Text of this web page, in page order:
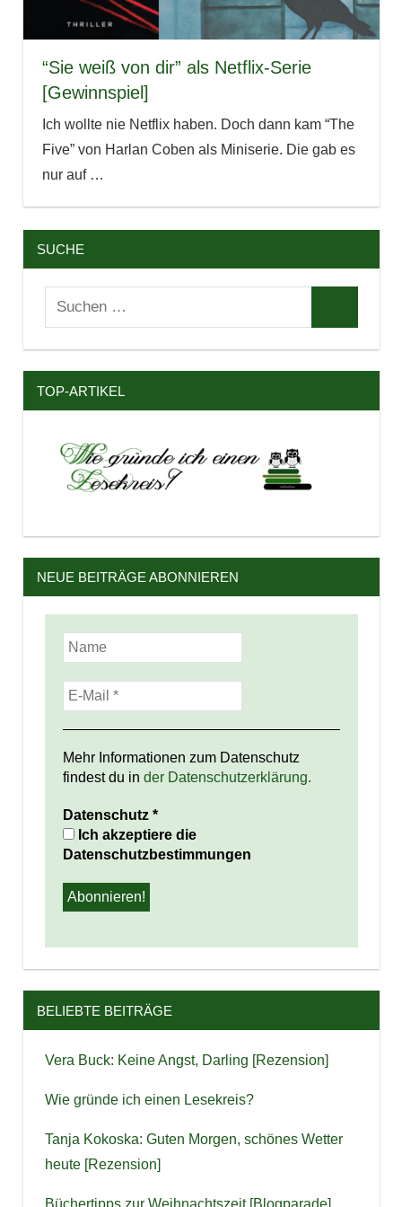
“Sie weiß von dir” als Netflix-Serie
[Gewinnspiel]
Ich wollte nie Netflix haben. Doch dann kam “The
Five” von Harlan Coben als Miniserie. Die gab es
nur auf …
SUCHE
Suchen
TOP-ARTIKEL
NEUE BEITRÄGE ABONNIEREN
Mehr Informationen zum Datenschutz
findest du in der Datenschutzerklärung.
Datenschutz *
Ich akzeptiere die
Datenschutzbestimmungen
BELIEBTE BEITRÄGE
Vera Buck: Keine Angst, Darling [Rezension]
Wie gründe ich einen Lesekreis?
Tanja Kokoska: Guten Morgen, schönes Wetter
heute [Rezension]
Büchertipps zur Weihnachtszeit [Blogparade]